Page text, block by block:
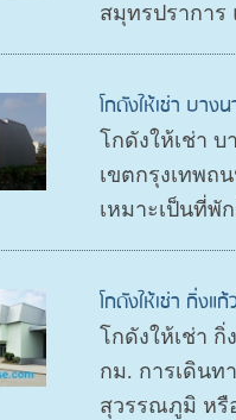
สมุทรปราการ
โกดังให้เช่า บาง
โกดังให้เช่า บ
เขตกรุงเทพถ
เหมาะเป็นที่พั
โกดังให้เช่า กิ่งแ
โกดังให้เช่า
กม. การเดินท
สุวรรณภูมิ หรื